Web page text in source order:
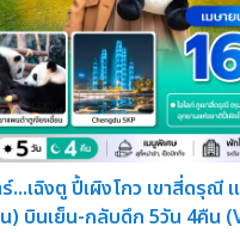
...เฉิงตู ปี้เผิงโกว เขาสี่ดรุณี
(ทัวร์ไม่ลงร้าน) บินเย็น-กลับดึก 5วัน 4คืน